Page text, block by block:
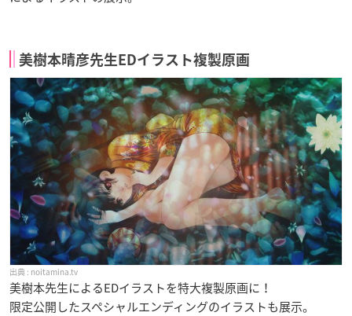
美樹本晴彦先生EDイラスト複製原画
noitamina.tv
美樹本先生によるEDイラストを特大複製原画に！
限定公開したスペシャルエンディングのイラストも展示。